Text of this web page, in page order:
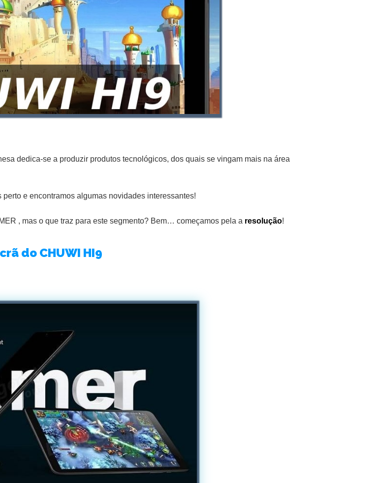
dedica-se a produzir produtos tecnológicos, dos quais se vingam mais na área
e encontramos algumas novidades interessantes!
, mas o que traz para este segmento? Bem… começamos pela a resolução!
do CHUWI HI9